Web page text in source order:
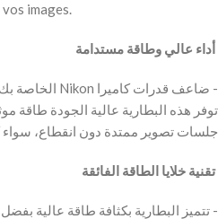
images.
‫ أداء عالي وطاقة مستدامة
توفر هذه البطارية عالية الجودة طاقة
جلسات تصوير ممتدة دون انقطاع، سواء
‫ تقنية خلايا الطاقة الفائقة